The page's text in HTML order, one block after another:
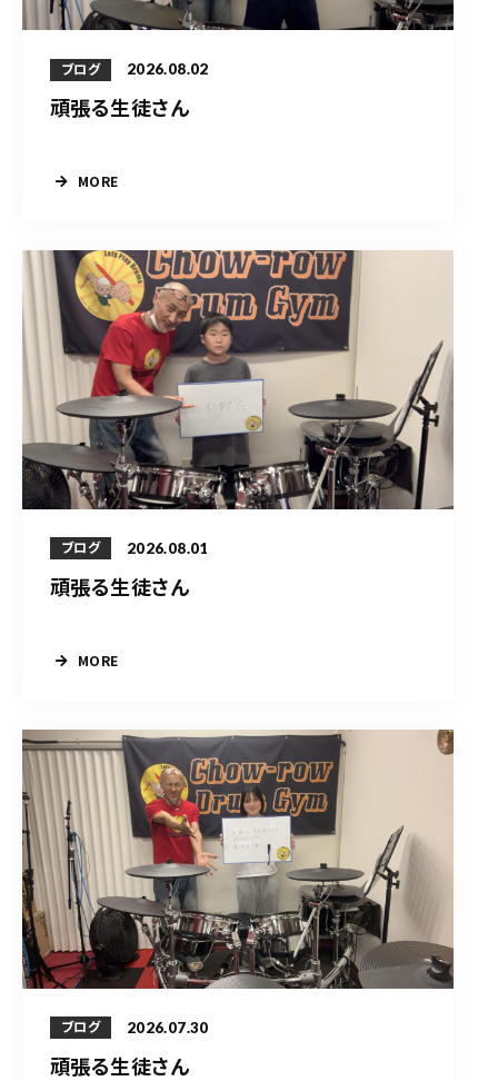
ブログ 2026.08.02
頑張る生徒さん
MORE
ブログ 2026.08.01
頑張る生徒さん
MORE
ブログ 2026.07.30
頑張る生徒さん